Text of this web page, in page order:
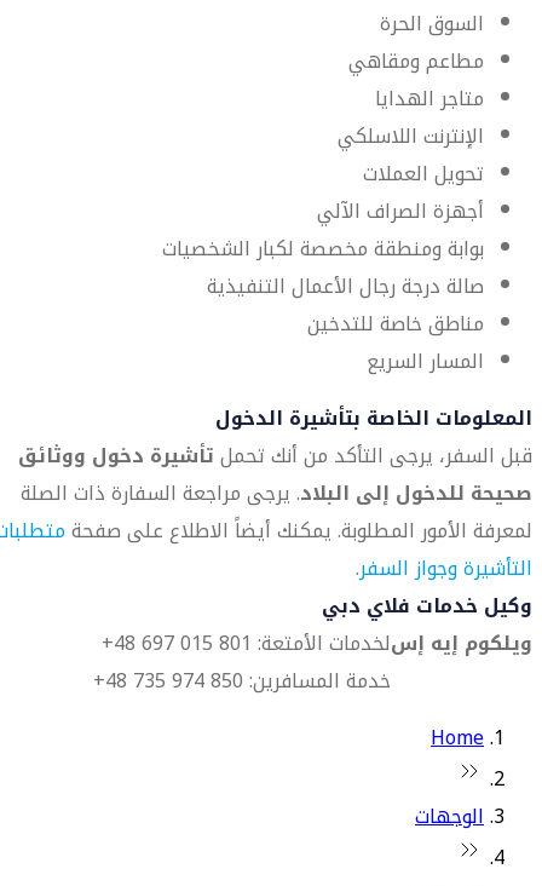
السوق الحرة
مطاعم ومقاهي
متاجر الهدايا
الإنترنت اللاسلكي
تحويل العملات
أجهزة الصراف الآلي
بوابة ومنطقة مخصصة لكبار الشخصيات
صالة درجة رجال الأعمال التنفيذية
مناطق خاصة للتدخين
المسار السريع
المعلومات الخاصة بتأشيرة الدخول
قبل السفر، يرجى التأكد من أنك تحملتأشيرة دخول ووثائق
صحيحة للدخول إلى البلاد. يرجى مراجعة السفارة ذات الصلة
لمعرفة الأمور المطلوبة. يمكنك أيضاً الاطلاع على صفحة
التأشيرة وجواز السفر.
وكيل خدمات فلاي دبي
ويلكوم إيه إسلخدمات الأمتعة: 801 015 697 48+
خدمة المسافرين: 850 974 735 48+
Home
الوجهات